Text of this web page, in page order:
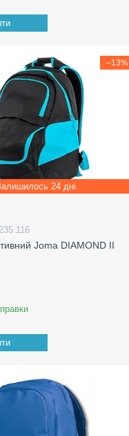
–13%
24 дні
Joma DIAMOND II